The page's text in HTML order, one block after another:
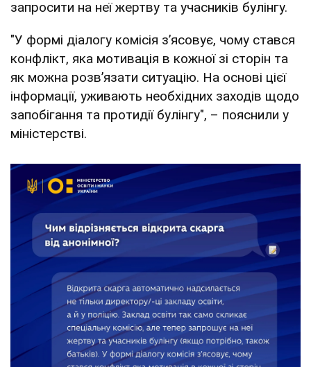
запросити на неї жертву та учасників булінгу.
"У формі діалогу комісія зʼясовує, чому стався
конфлікт, яка мотивація в кожної зі сторін та
як можна розвʼязати ситуацію. На основі цієї
інформації, уживають необхідних заходів щодо
запобігання та протидії булінгу", – пояснили у
міністерстві.